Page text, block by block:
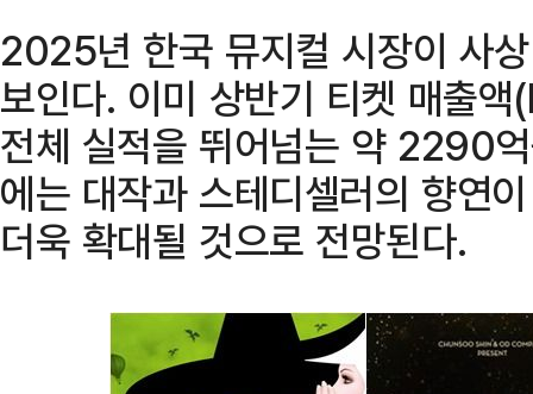
2025년 한국 뮤지컬 시장이 사
보인다. 이미 상반기 티켓 매출
전체 실적을 뛰어넘는 약 2290
에는 대작과 스테디셀러의 향연
더욱 확대될 것으로 전망된다.